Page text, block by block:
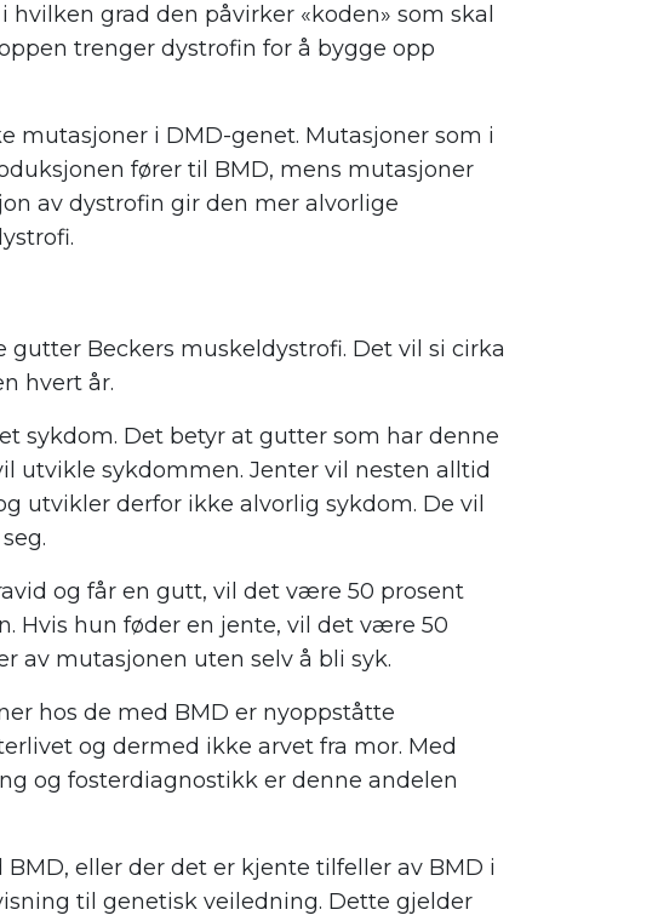
grad den påvirker «koden» som skal
trenger dystrofin for å bygge opp
mutasjoner i DMD-genet. Mutasjoner som i
fører til BMD, mens mutasjoner
av dystrofin gir den mer alvorlige
gutter Beckers muskeldystrofi. Det vil si cirka
hvert år.
sykdom. Det betyr at gutter som har denne
utvikle sykdommen. Jenter vil nesten alltid
utvikler derfor ikke alvorlig sykdom. De vil
og får en gutt, vil det være 50 prosent
Hvis hun føder en jente, vil det være 50
av mutasjonen uten selv å bli syk.
hos de med BMD er nyoppståtte
og dermed ikke arvet fra mor. Med
og fosterdiagnostikk er denne andelen
eller der det er kjente tilfeller av BMD i
til genetisk veiledning. Dette gjelder